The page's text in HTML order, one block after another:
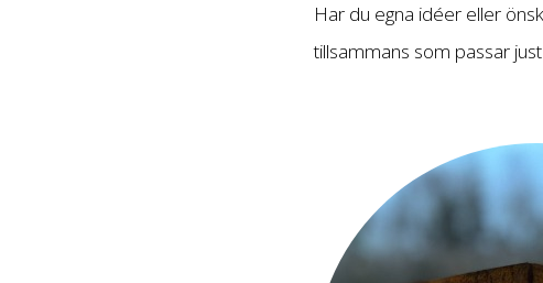
Har du egna idéer eller
tillsammans som passar